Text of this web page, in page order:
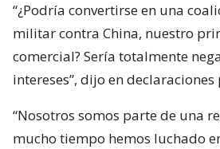
“¿Podría convertirse en una
militar contra China, nuestro
comercial? Sería totalmente
intereses”, dijo en declaraciones
“Nosotros somos parte de una
mucho tiempo hemos luchado